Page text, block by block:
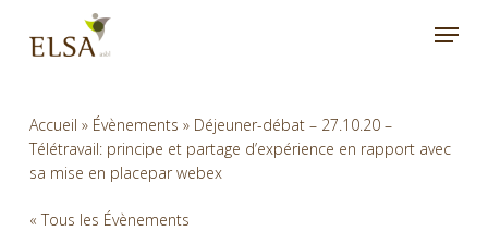
main
Menu
Accueil » Évènements » Déjeuner-débat – 27.10.20 –
Télétravail: principe et partage d’expérience en rapport avec
sa mise en placepar webex
« Tous les Évènements